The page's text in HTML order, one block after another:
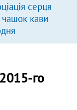
серця
чашок кави
го